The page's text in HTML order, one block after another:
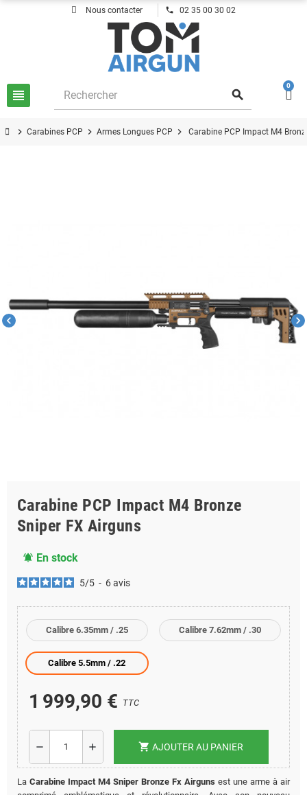
Nous contacter phone 02 35 00 30 02
view_headline search
0
chevron_right Carabines PCP chevron_right Armes Longues PCP chevron_right Carabine PCP Impact M4
chevron_left chevron_right
Carabine PCP Impact M4 Bronze
Sniper FX Airguns
notifications_active En stock
5/5 - 6avis
Calibre 6.35mm / .25 Calibre 7.62mm / .30
Calibre 5.5mm / .22
1 999,90 € TTC
remove add shopping_cart AJOUTER AU PANIER
La Carabine Impact M4 Sniper Bronze Fx Airguns est une arme à air